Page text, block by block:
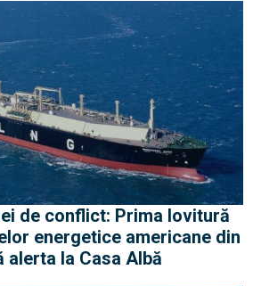
de conflict: Prima lovitură
energetice americane din
alerta la Casa Albă